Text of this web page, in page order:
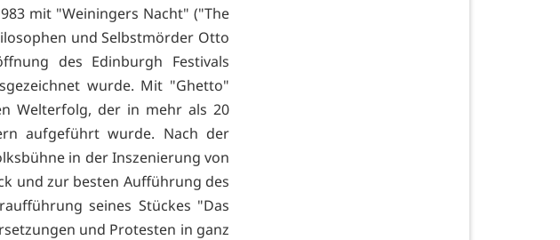
mit "Weiningers Nacht" ("The
und Selbstmörder Otto
des Edinburgh Festivals
wurde. Mit "Ghetto"
Welterfolg, der in mehr als 20
aufgeführt wurde. Nach der
in der Inszenierung von
und zur besten Aufführung des
seines Stückes "Das
und Protesten in ganz